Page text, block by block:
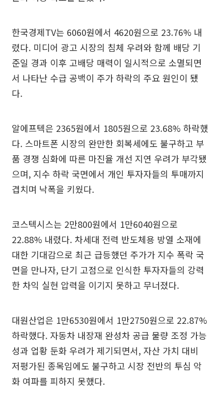
한국경제TV는 6060원에서 4620원으로 23.76% 내
렸다. 미디어 광고 시장의 침체 우려와 함께 배당 기
준일 경과 이후 고배당 매력이 일시적으로 소멸되면
서 나타난 수급 공백이 주가 하락의 주요 원인이 됐
다.
알에프텍은 2365원에서 1805원으로 23.68% 하락했
다. 스마트폰 시장의 완만한 회복세에도 불구하고 부
품 경쟁 심화에 따른 마진율 개선 지연 우려가 부각됐
으며, 지수 하락 국면에서 개인 투자자들의 투매까지
겹치며 낙폭을 키웠다.
코스텍시스는 2만800원에서 1만6040원으로
22.88% 내렸다. 차세대 전력 반도체용 방열 소재에
대한 기대감으로 최근 급등했던 주가가 지수 폭락 국
면을 만나자, 단기 고점으로 인식한 투자자들의 강력
한 차익 실현 압력을 이기지 못하고 무너졌다.
대원산업은 1만6530원에서 1만2750원으로 22.87%
하락했다. 자동차 내장재 완성차 공급 물량 조정 가능
성과 업황 둔화 우려가 제기되면서, 자산 가치 대비
저평가된 종목임에도 불구하고 시장 전반의 투심 악
화 여파를 피하지 못했다.